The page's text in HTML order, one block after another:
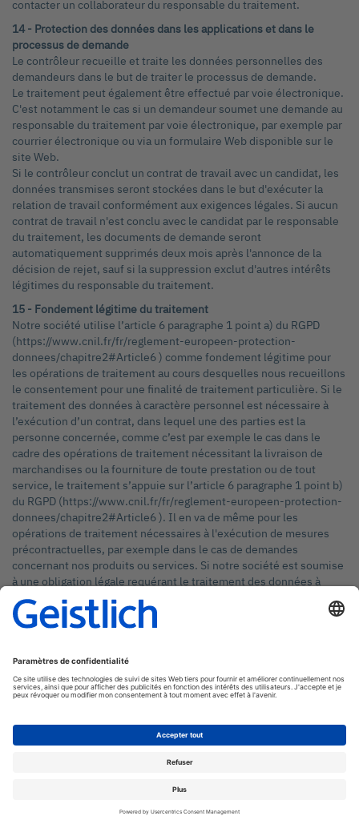
contacter un collaborateur du responsable du traitement.
14 - Protection des données dans les applications et dans le
processus de demande
Le contrôleur recueille et traite les données personnelles des
demandeurs dans le but de traiter le processus de demande.
Le traitement peut également être effectué par voie électronique.
C'est notamment le cas si un demandeur soumet une demande au
responsable du traitement par voie électronique, par exemple par
courrier électronique ou via un formulaire Web disponible sur le
site Web.
Si le contrôleur conclut un contrat de travail avec un candidat, les
données transmises seront stockées dans le but d'exécuter la
relation de travail conformément aux exigences légales. Si aucun
contrat de travail n'est conclu avec le candidat par le responsable
du traitement, les documents de demande seront
automatiquement supprimés deux mois après l'annonce de la
décision de rejet, sauf si la suppression exclut d'autres intérêts
légitimes du responsable du traitement.
15 - Fondement légitime du traitement
Notre société utilise l’article 6 paragraphe 1 point a) du RGPD
(https://www.cnil.fr/fr/reglement-europeen-protection-
donnees/chapitre2#Article6 ) comme fondement légitime pour
les opérations de traitement au cours desquelles nous recueillons
le consentement pour une finalité de traitement particulière. Si le
traitement des données à caractère personnel est nécessaire à
l’exécution d’un contrat, dans lequel une des parties est la
personne concernée, comme c’est par exemple le cas dans le
cadre des opérations de traitement nécessitant la livraison de
marchandises ou la fourniture de toute prestation ou de tout
service, le traitement s’appuie sur l’article 6 paragraphe 1 point b)
du RGPD (https://www.cnil.fr/fr/reglement-europeen-protection-
donnees/chapitre2#Article6 ). Il en va de même pour les
opérations de traitement nécessaires à l'exécution de mesures
précontractuelles, par exemple dans le cas de demandes
concernant nos produits ou services. Si notre société est soumise
à une obligation légale requérant le traitement des données à
caractère personnel, telles que le respect des obligations fiscales,
le traitement s’appuie sur l’article 6 paragraphe 1 point c) du RGPD
(https://www.cnil.fr/fr/reglement-europeen-protection-
données à caractère personnel peut être nécessaire à la
sauvegarde des intérêts vitaux de la personne concernée ou d'une
autre personne physique. Ce serait le cas, par exemple, si un
informations relatives à son assurance maladie ou toute autre
information vitale étaient transmises à un médecin, à un hôpital
ou à un tiers. Dès lors, le traitement s’appuie sur l’article 6
europeen-protection-donnees/chapitre2#Article6 ).